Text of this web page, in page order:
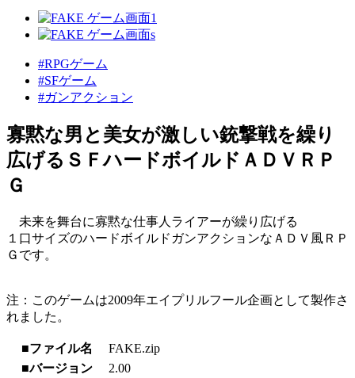
#RPGゲーム
#SFゲーム
#ガンアクション
寡黙な男と美女が激しい銃撃戦を繰り
広げるＳＦハードボイルドＡＤＶＲＰ
Ｇ
未来を舞台に寡黙な仕事人ライアーが繰り広げる
１口サイズのハードボイルドガンアクションなＡＤＶ風ＲＰ
Ｇです。
注：このゲームは2009年エイプリルフール企画として製作さ
れました。
■ファイル名
FAKE.zip
■バージョン
2.00